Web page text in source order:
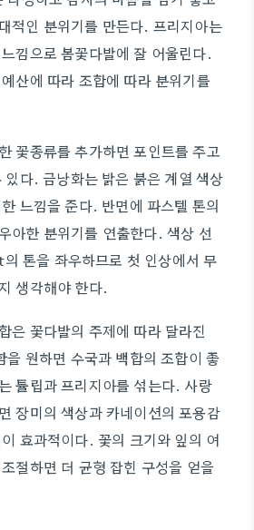
적인 분위기를 만든다. 프리지아는
낌으로 봄꽃다발에 잘 어울린다.
산에 따라 조합에 따라 분위기를
꽃종류를 추가하면 포인트를 주고
다. 금낭화는 밝은 붉은 계열 색상
느낌을 준다. 반면에 파스텔 톤의
아한 분위기를 연출한다. 색상 선
톤을 좌우하므로 첫 인상에서 무
생각해야 한다.
은 꽃다발의 주제에 따라 달라진
을 원하면 수국과 백합의 조합이 좋
튤립과 프리지아를 섞는다. 사랑
장미의 색상과 카네이션의 포용감
효과적이다. 꽃의 크기와 잎의 여
절하면 더 균형 잡힌 구성을 얻을